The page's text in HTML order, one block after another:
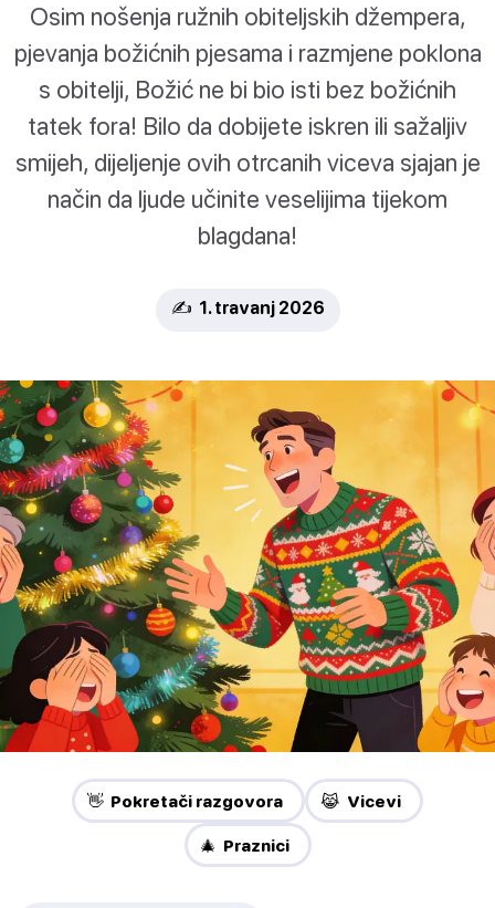
Osim nošenja ružnih obiteljskih džempera,
pjevanja božićnih pjesama i razmjene poklona
s obitelji, Božić ne bi bio isti bez božićnih
tatek fora! Bilo da dobijete iskren ili sažaljiv
smijeh, dijeljenje ovih otrcanih viceva sjajan je
način da ljude učinite veselijima tijekom
blagdana!
✍️ 1. travanj 2026
👋 Pokretači razgovora 😹 Vicevi
🎄 Praznici